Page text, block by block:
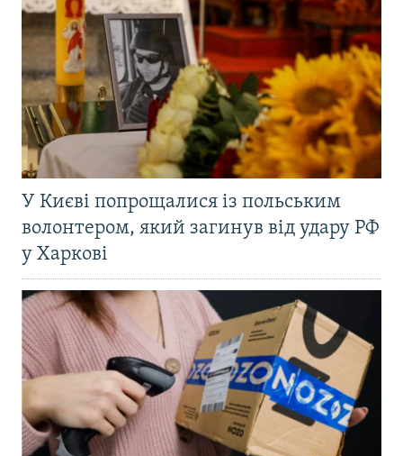
У Києві попрощалися із польським
волонтером, який загинув від удару РФ
у Харкові